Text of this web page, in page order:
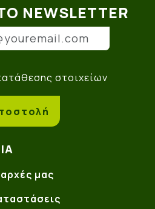
NEWSLETTER
(*)
Δήλωση συγκατάθεσης
στοιχείων
μας